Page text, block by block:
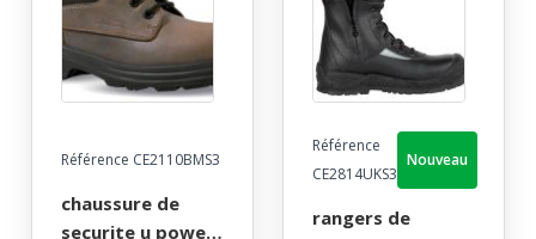
Référence CE2110BMS3
chaussure de
securite u power
Référence
CE2814UKS3
Nouveau
rangers de